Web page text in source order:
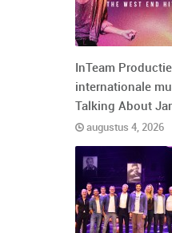
InTeam
internationale
Talking About
augustus 4, 2026